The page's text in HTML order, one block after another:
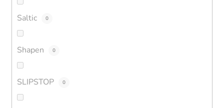
Saltic 0
Shapen 0
SLIPSTOP 0